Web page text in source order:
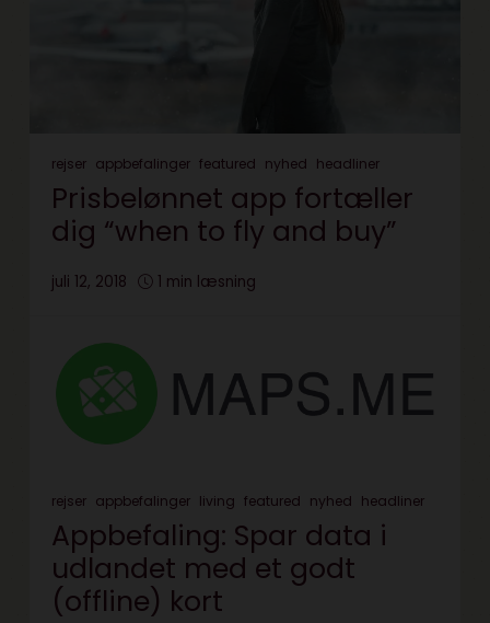
rejser appbefalinger featured nyhed headliner
Prisbelønnet app fortæller
dig “when to fly and buy”
juli 12, 2018 1 min læsning
rejser appbefalinger living featured nyhed headliner
Appbefaling: Spar data i
udlandet med et godt
(offline) kort